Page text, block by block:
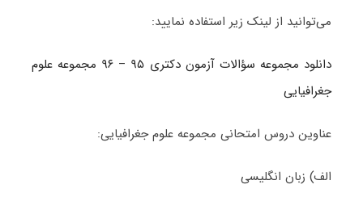
می‌توانید از لینک زیر استفاده نمایید:
دانلود مجموعه سؤالات آزمون دکتری ۹۵ – ۹۶ مجموعه علوم
جغرافیایی
عناوین دروس امتحانی مجموعه علوم جغرافیایی:
الف) زبان انگلیسی